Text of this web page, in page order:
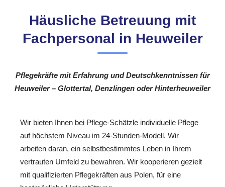
Häusliche Betreuung mit
Fachpersonal in Heuweiler
Pflegekräfte mit Erfahrung und Deutschkenntnissen für
Heuweiler – Glottertal, Denzlingen oder Hinterheuweiler
Wir bieten Ihnen bei Pflege-Schätzle individuelle Pflege
auf höchstem Niveau im 24-Stunden-Modell. Wir
arbeiten daran, ein selbstbestimmtes Leben in Ihrem
vertrauten Umfeld zu bewahren. Wir kooperieren gezielt
mit qualifizierten Pflegekräften aus Polen, für eine